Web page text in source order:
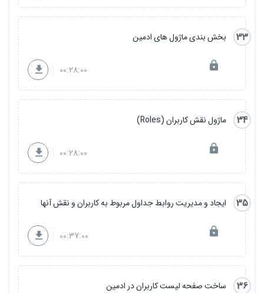
33 بخش بندی ماژول های ادمین
00:28:00
34 ماژول نقش کاربران (Roles)
00:28:00
35 ایجاد و مدیریت روابط جداول مربوط به کاربران و نقش آنها
00:37:00
36 ساخت صفحه لیست کاربران در ادمین